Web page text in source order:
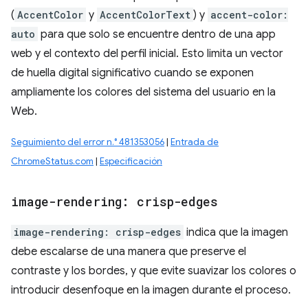
( AccentColor y AccentColorText ) y accent-color:
auto para que solo se encuentre dentro de una app
web y el contexto del perfil inicial. Esto limita un vector
de huella digital significativo cuando se exponen
ampliamente los colores del sistema del usuario en la
Web.
Seguimiento del error n.° 481353056| Entrada de
ChromeStatus.com | Especificación
image-rendering: crisp-edges
image-rendering: crisp-edges indica que la imagen
debe escalarse de una manera que preserve el
contraste y los bordes, y que evite suavizar los colores o
introducir desenfoque en la imagen durante el proceso.